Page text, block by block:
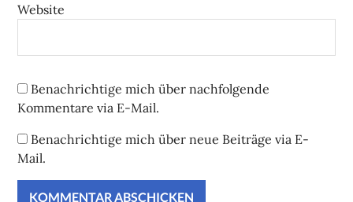
Website
Benachrichtige mich über nachfolgende
Kommentare via E-Mail.
Benachrichtige mich über neue Beiträge via E-
Mail.